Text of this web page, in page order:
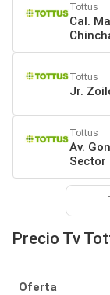
Tottus
Cal.
Tottus
Jr.
Tottus
Av.
Sector
Precio Tv
Oferta